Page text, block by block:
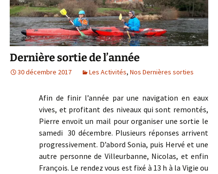
Dernière sortie de l’année
30 décembre 2017 Les Activités, Nos Dernières sorties
Afin de finir l’année par une navigation en eaux
vives, et profitant des niveaux qui sont remontés,
Pierre envoit un mail pour organiser une sortie le
samedi 30 décembre. Plusieurs réponses arrivent
progressivement. D’abord Sonia, puis Hervé et une
autre personne de Villeurbanne, Nicolas, et enfin
François. Le rendez vous est fixé à 13 h à la Vigie ou